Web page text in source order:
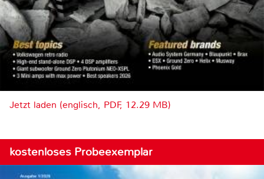
Jetzt laden (englisch, PDF, 12.29 MB)
kostenloses Probeexemplar